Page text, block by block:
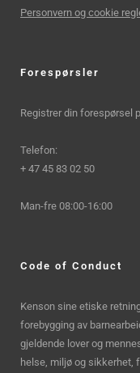
Personvern og cookie
Forespørsler
Registrer din forespørsel
Telefon:
+ 47 45 83 02 50
Man-fre 08:00-16:00
Code of Conduct
Kenson sine etiske
forebygging av
gjeldende lover og
helse, miljø og sikkerhet,